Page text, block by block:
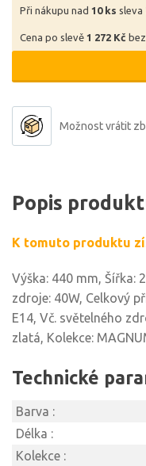
Při nákupu nad 10 ks sleva
Cena po slevě 1 272 Kč
Možnost vrátit
Popis
K tomuto produktu
Výška: 440 mm, Šířka:
zdroje: 40W, Celkový
E14, Vč. světelného
zlatá, Kolekce:
Technické
Barva :
Délka :
Kolekce :